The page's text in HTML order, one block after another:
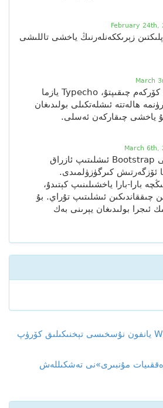
February 24th,
زېرىككەنلەرنىڭ ياخشى تاللىشى
March
بلوگ ئۇسلۇبى بەك كۆركەم چىقىپتۇ، Typecho يازما
ھالەتتە ئىشلەتكىلى بولىدىغان
ياخشى چىقاركەن ئەسلى.
March 6th,
ئەسلى ئۇسلۇبنى Bootstrap ئىشلىتىپ ئازراق
ئۆزگەرتىش كىرگۈزۈلمىدى.
بارا-بارا ياخشىلىنىپ كېتىدۇ،
چىققاندىكىن ئىشلىتىپ تۇراي. بۇ
ئىجرا بولىدىغان يېرىنى بەك
Windows 10 يانفون نۇسخىسى تېخنىكىلىق كۆرۈپ
مۇنبىرى»نى تەشكىللەش